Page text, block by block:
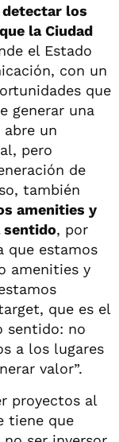
detectar los
la Ciudad
el Estado
con un
que
generar una
abre un
pero
de
también
amenities y
sentido, por
que estamos
amenities y
que es el
sentido: no
a los lugares
valor”.